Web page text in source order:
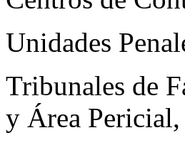
Unidades
Tribunales de
y Área